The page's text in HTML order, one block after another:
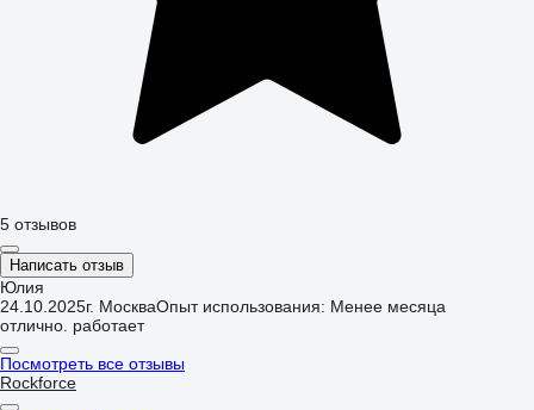
5 отзывов
Написать отзыв
Юлия
24.10.2025г. МоскваОпыт использования: Менее месяца
отлично. работает
Посмотреть все отзывы
Rockforce